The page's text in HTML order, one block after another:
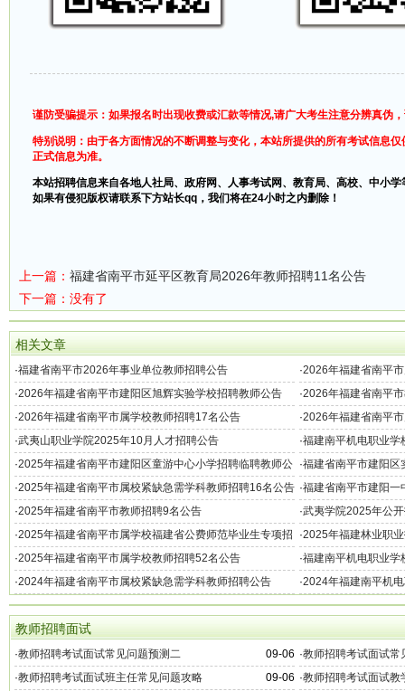
谨防受骗提示：如果报名时出现收费或汇款等情况,请广大考生注意分辨真伪
特别说明：由于各方面情况的不断调整与变化，本站所提供的所有考试信息
正式信息为准。
本站招聘信息来自各地人社局、政府网、人事考试网、教育局、高校、中小
如果有侵犯版权请联系下方站长qq，我们将在24小时之内删除！
上一篇： 福建省南平市延平区教育局2026年教师招聘11名公告
下一篇：没有了
相关文章
·福建省南平市2026年事业单位教师招聘公告 ·2026年福建省南平
·2026年福建省南平市建阳区旭辉实验学校招聘教师公告 ·2026年福建省南平
·2026年福建省南平市属学校教师招聘17名公告 ·2026年福建省南平
告
·武夷山职业学院2025年10月人才招聘公告 ·福建南平机电职业
·2025年福建省南平市建阳区童游中心小学招聘临聘教师公
告
·福建省南平市建阳区
·2025年福建省南平市属校紧缺急需学科教师招聘16名公告
（二）
·福建省南平市建阳
·2025年福建省南平市教师招聘9名公告 ·武夷学院2025年公
·2025年福建省南平市属学校福建省公费师范毕业生专项招
聘公告
·2025年福建林业职
案
·2025年福建省南平市属学校教师招聘52名公告 ·福建南平机电职业
·2024年福建省南平市属校紧缺急需学科教师招聘公告
（二）
·2024年福建南平机
教师招聘面试
09-06
·教师招聘考试面试常见问题预测二 ·教师招聘考试面试常
09-06
·教师招聘考试面试班主任常见问题攻略 ·教师招聘考试面试教